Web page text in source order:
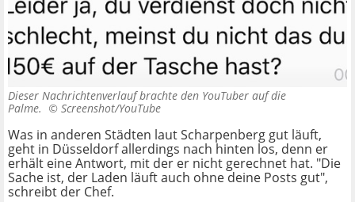
Dieser Nachrichtenverlauf brachte den YouTuber auf die
Palme. © Screenshot/YouTube
Was in anderen Städten laut Scharpenberg gut läuft,
geht in Düsseldorf allerdings nach hinten los, denn er
erhält eine Antwort, mit der er nicht gerechnet hat. "Die
Sache ist, der Laden läuft auch ohne deine Posts gut",
schreibt der Chef.